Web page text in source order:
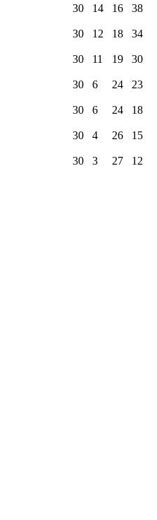
30 14 16 38
30 12 18 34
30 11 19 30
30 6 24 23
30 6 24 18
30 4 26 15
30 3 27 12